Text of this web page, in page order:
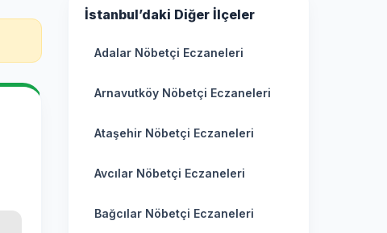
İstanbul’daki Diğer İlçeler
Adalar Nöbetçi Eczaneleri
Arnavutköy Nöbetçi Eczaneleri
Ataşehir Nöbetçi Eczaneleri
Avcılar Nöbetçi Eczaneleri
Bağcılar Nöbetçi Eczaneleri